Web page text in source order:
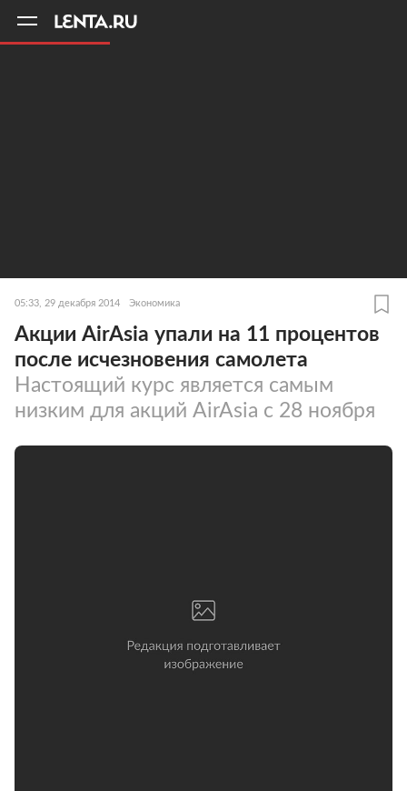
05:33, 29 декабря 2014 Экономика
Акции AirAsia упали на 11 процентов
после исчезновения самолета
Настоящий курс является самым
низким для акций AirAsia с 28 ноября